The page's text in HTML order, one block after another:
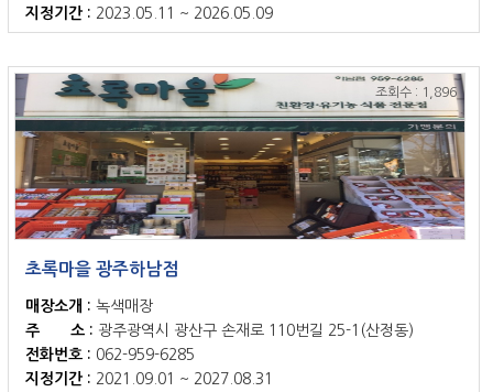
지정기간 : 2023.05.11 ~ 2026.05.09
조회수 : 1,896
초록마을 광주하남점
매장소개 : 녹색매장
주 소 : 광주광역시 광산구 손재로 110번길 25-1(산정동)
전화번호 : 062-959-6285
지정기간 : 2021.09.01 ~ 2027.08.31